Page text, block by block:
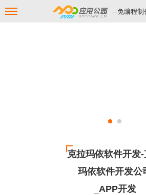
--免编程制
克拉玛依软件开发
玛依软件开发公
_APP开发